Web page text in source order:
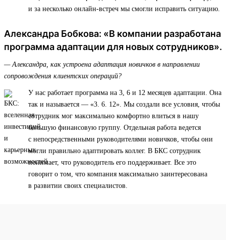
и за несколько онлайн-встреч мы смогли исправить ситуацию.
Александра Бобкова: «В компании разработана
программа адаптации для новых сотрудников».
— Александра, как устроена адаптация новичков в направлении
сопровождения клиентских операций?
У нас работает программа на 3, 6 и 12 месяцев адаптации. Она
так и называется — «3. 6. 12». Мы создали все условия, чтобы
сотрудник мог максимально комфортно влиться в нашу
большую финансовую группу. Отдельная работа ведется
с непосредственными руководителями новичков, чтобы они
могли правильно адаптировать коллег. В БКС сотрудник
понимает, что руководитель его поддерживает. Все это
говорит о том, что компания максимально заинтересована
в развитии своих специалистов.